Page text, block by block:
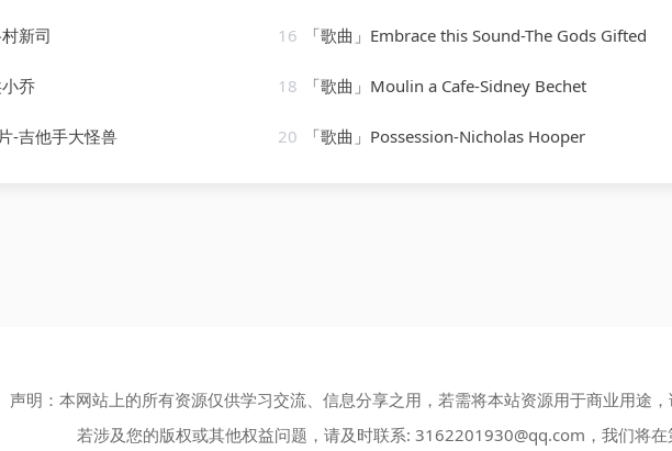
新司 16 「歌曲」Embrace this Sound-The Gods Gifted
乔 18 「歌曲」Moulin a Cafe-Sidney Bechet
-吉他手大怪兽 20 「歌曲」Possession-Nicholas Hooper
声明：本网站上的所有资源仅供学习交流、信息分享之用，若需将本站资源用于商业用途，
若涉及您的版权或其他权益问题，请及时联系: 3162201930@qq.com ，我们将